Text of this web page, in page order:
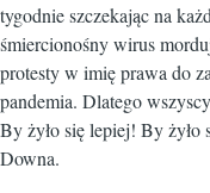
tygodnie szczekając na
śmiercionośny wirus
protesty w imię prawa do
pandemia. Dlatego
By żyło się lepiej! By żyło
Downa.